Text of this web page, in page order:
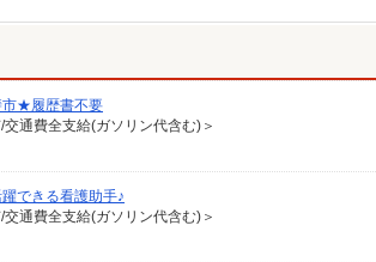
市★履歴書不要
通費全支給(ガソリン代含む)＞
できる看護助手♪
通費全支給(ガソリン代含む)＞